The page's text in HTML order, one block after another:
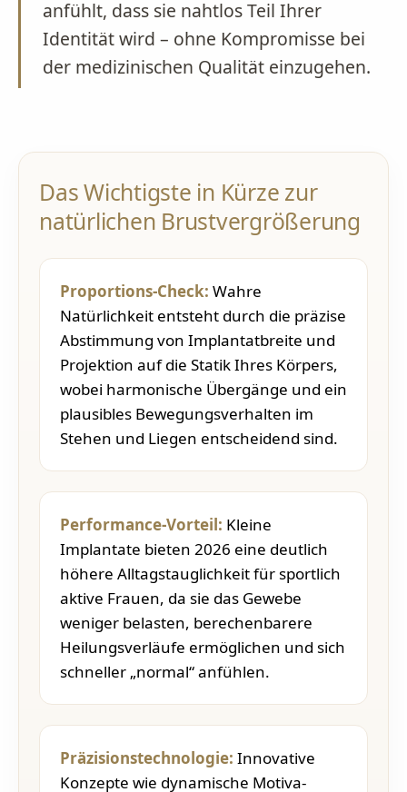
anfühlt, dass sie nahtlos Teil Ihrer
Identität wird – ohne Kompromisse bei
der medizinischen Qualität einzugehen.
Das Wichtigste in Kürze zur
natürlichen Brustvergrößerung
Proportions-Check: Wahre
Natürlichkeit entsteht durch die präzise
Abstimmung von Implantatbreite und
Projektion auf die Statik Ihres Körpers,
wobei harmonische Übergänge und ein
plausibles Bewegungsverhalten im
Stehen und Liegen entscheidend sind.
Performance-Vorteil: Kleine
Implantate bieten 2026 eine deutlich
höhere Alltagstauglichkeit für sportlich
aktive Frauen, da sie das Gewebe
weniger belasten, berechenbarere
Heilungsverläufe ermöglichen und sich
schneller „normal“ anfühlen.
Präzisionstechnologie: Innovative
Konzepte wie dynamische Motiva-